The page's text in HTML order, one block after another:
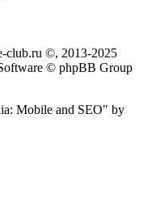
©, 2013-2025
© phpBB Group
Mobile and SEO" by